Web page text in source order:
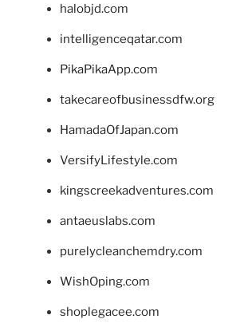
halobjd.com
intelligenceqatar.com
PikaPikaApp.com
takecareofbusinessdfw.org
HamadaOfJapan.com
VersifyLifestyle.com
kingscreekadventures.com
antaeuslabs.com
purelycleanchemdry.com
WishOping.com
shoplegacee.com